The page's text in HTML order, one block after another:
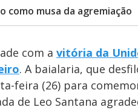
como musa da agremiação
com a vitória da
. A baialaria, que
feira (26) para
de Leo Santana